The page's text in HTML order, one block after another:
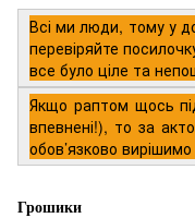
Всі ми люди, тому у
перевіряйте
все було ціле та
Якщо раптом щось
впевнені!), то за
обов’язково
Грошики